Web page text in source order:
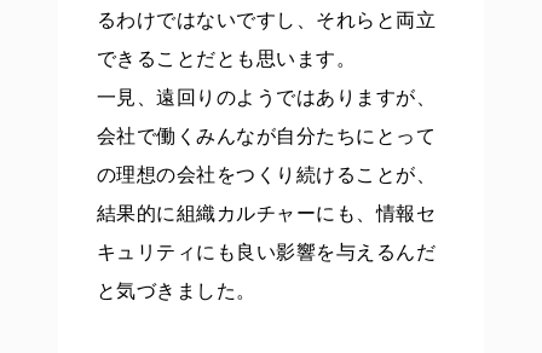
るわけではないですし、それらと両立
できることだとも思います。
一見、遠回りのようではありますが、
会社で働くみんなが自分たちにとって
の理想の会社をつくり続けることが、
結果的に組織カルチャーにも、情報セ
キュリティにも良い影響を与えるんだ
と気づきました。